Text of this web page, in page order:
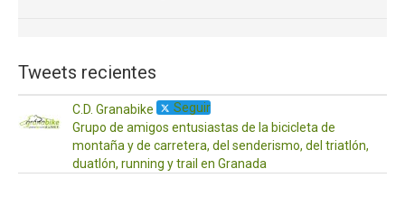
Tweets recientes
C.D. Granabike
Seguir
Grupo de amigos entusiastas de la bicicleta de
montaña y de carretera, del senderismo, del triatlón,
duatlón, running y trail en Granada